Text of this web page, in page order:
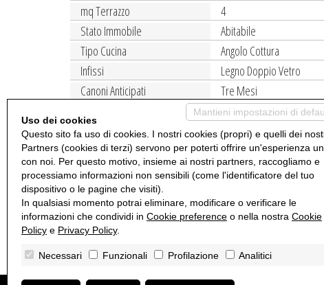
mq Terrazzo
4
Stato Immobile
Abitabile
Tipo Cucina
Angolo Cottura
Infissi
Legno Doppio Vetro
Canoni Anticipati
Tre Mesi
Ascensore, Doppi
A Milano, in via Canonica, 81 si propone in affitto
composto da zona giorno con angolo cottura, camera
dai primi giorni di maggio 2026. La via Canonica è vicina al
supermercati, ristoranti e servizi di ogni genere, molto ben
euro oltre alle spese condominiali di circa euro 120. Si
EP gl, nren 196,69
Mantieni impostazioni di
Uso dei cookies
Questo sito fa uso di cookies. I nostri cookies (propri) e quelli dei
Partners (cookies di terzi) servono per poterti offrire un'esperienza
con noi. Per questo motivo, insieme ai nostri partners, raccogliamo e
processiamo informazioni non sensibili (come l'identificatore del tuo
dispositivo o le pagine che visiti).
In qualsiasi momento potrai eliminare, modificare o verificare le
informazioni che condividi in Cookie preference o nella nostra Cookie
Policy e Privacy Policy.
Necessari Funzionali Profilazione Analitici